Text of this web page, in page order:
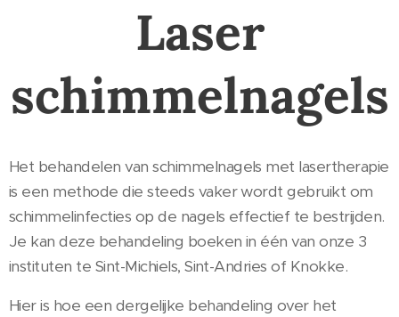
Laser
schimmelnagels
Het behandelen van schimmelnagels met lasertherapie
is een methode die steeds vaker wordt gebruikt om
schimmelinfecties op de nagels effectief te bestrijden.
Je kan deze behandeling boeken in één van onze 3
instituten te Sint-Michiels, Sint-Andries of Knokke.
Hier is hoe een dergelijke behandeling over het